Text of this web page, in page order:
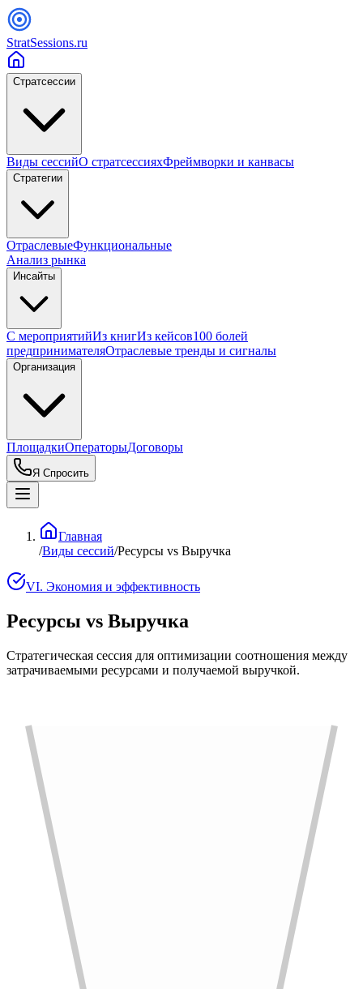
StratSessions.ru
Стратсессии
Виды сессийО стратсессияхФреймворки и канвасы
Стратегии
ОтраслевыеФункциональные
Анализ рынка
Инсайты
С мероприятийИз книгИз кейсов100 болей
предпринимателяОтраслевые тренды и сигналы
Организация
ПлощадкиОператорыДоговоры
Я Спросить
Главная
/Виды сессий/Ресурсы vs Выручка
VI. Экономия и эффективность
Ресурсы vs Выручка
Стратегическая сессия для оптимизации соотношения между
затрачиваемыми ресурсами и получаемой выручкой.